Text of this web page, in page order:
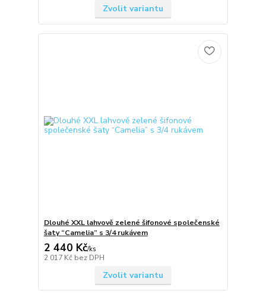
Zvolit variantu
Dlouhé XXL lahvově zelené šifonové společenské
šaty “Camelia” s 3/4 rukávem
2 440 Kč/ks
2 017 Kč bez DPH
Zvolit variantu